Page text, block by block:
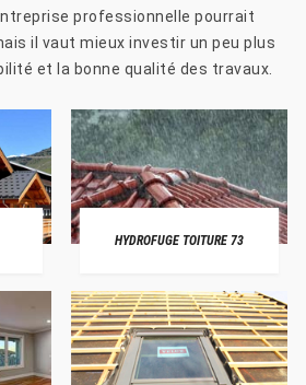
professionnelle pourrait
il vaut mieux investir un peu plus
et la bonne qualité des travaux.
HYDROFUGE TOITURE 73